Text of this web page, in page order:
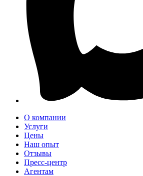
О компании
Услуги
Цены
Наш опыт
Отзывы
Пресс-центр
Агентам